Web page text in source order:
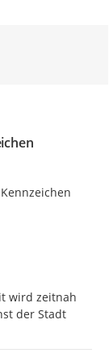
wird zeitnah
der Stadt